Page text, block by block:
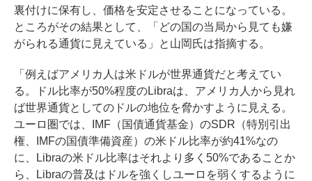
裏付けに保有し、価格を安定させることになっている。
ところがその結果として、「どの国の当局から見ても嫌
がられる通貨に見えている」と山岡氏は指摘する。
「例えばアメリカ人は米ドルが世界通貨だと考えてい
る。ドル比率が50%程度のLibraは、アメリカ人から見れ
ば世界通貨としてのドルの地位を脅かすように見える。
ユーロ圏では、IMF（国債通貨基金）のSDR（特別引出
権、IMFの国債準備資産）の米ドル比率が約41%なの
に、Libraの米ドル比率はそれより多く50%であることか
ら、Libraの普及はドルを強くしユーロを弱くするように